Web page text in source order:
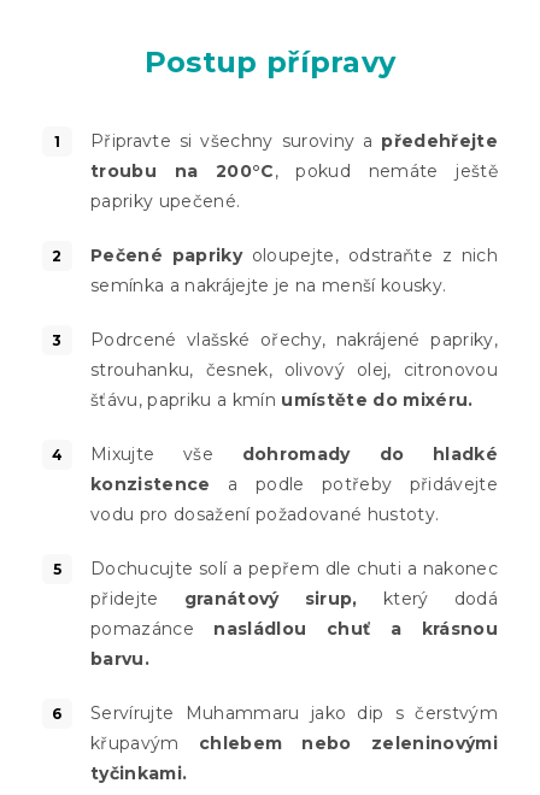
Postup přípravy
Připravte si všechny suroviny a předehřejte
troubu na 200°C, pokud nemáte ještě
papriky upečené.
Pečené paprikyoloupejte, odstraňte z nich
semínka a nakrájejte je na menší kousky.
Podrcené vlašské ořechy, nakrájené papriky,
strouhanku, česnek, olivový olej, citronovou
šťávu, papriku a kmín umístěte do mixéru.
Mixujte vše dohromady do hladké
konzistence a podle potřeby přidávejte
vodu pro dosažení požadované hustoty.
Dochucujte solí a pepřem dle chuti a nakonec
přidejte granátový sirup, který dodá
pomazánce nasládlou chuť a krásnou
barvu.
Servírujte Muhammaru jako dip s čerstvým
křupavým chlebem nebo zeleninovými
tyčinkami.